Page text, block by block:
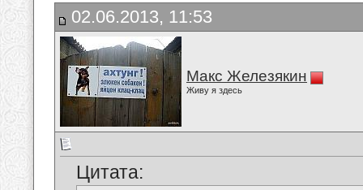
02.06.2013, 11:53
Макс Железякин
Живу я здесь
Цитата: